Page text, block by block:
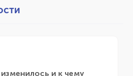
и к чему